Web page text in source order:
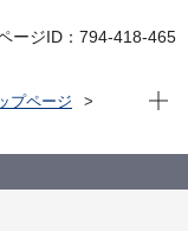
ージID：794-418-465
プページ
現在